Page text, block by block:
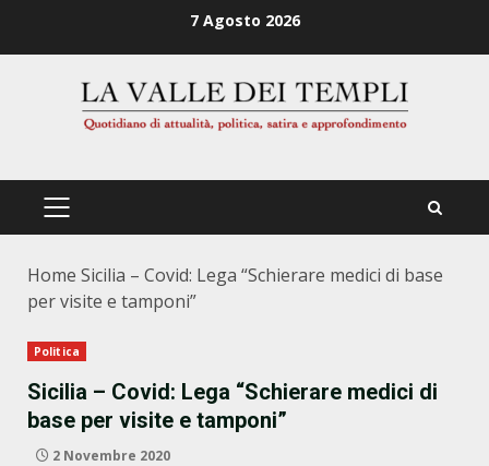
7 Agosto 2026
PRIMÄRES
Home Sicilia – Covid: Lega “Schierare medici di base
per visite e tamponi”
Politica
Sicilia – Covid: Lega “Schierare medici di
base per visite e tamponi”
2 Novembre 2020